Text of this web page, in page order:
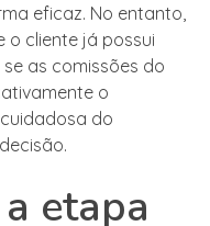
eficaz. No entanto,
o cliente já possui
as comissões do
o
do
etapa